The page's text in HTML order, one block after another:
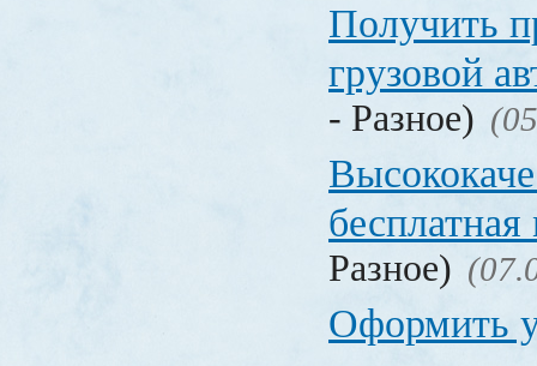
Получить
грузовой
- Разное)
Разное)
Оформить